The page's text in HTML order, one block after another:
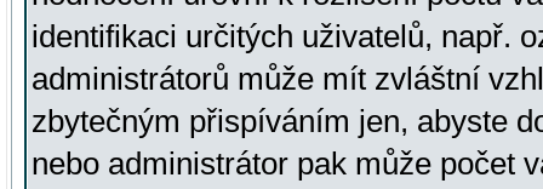
identifikaci určitých uživatelů, např.
administrátorů může mít zvláštní
zbytečným přispíváním jen, abyste
nebo administrátor pak může počet